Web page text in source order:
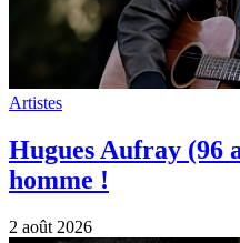
Artistes
Hugues Aufray (96
homme !
2 août 2026